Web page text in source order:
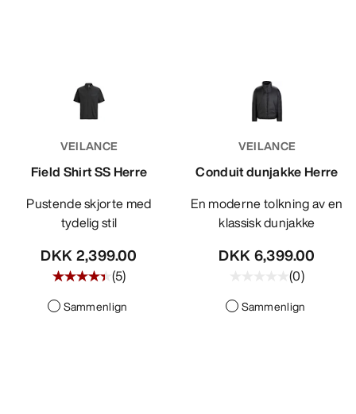
VEILANCE
Field Shirt SS Herre
Pustende skjorte med
tydelig stil
DKK 2,399.00
(5)
Sammenlign
VEILANCE
Conduit dunjakke Herre
En moderne tolkning av en
klassisk dunjakke
DKK 6,399.00
(0)
Sammenlign